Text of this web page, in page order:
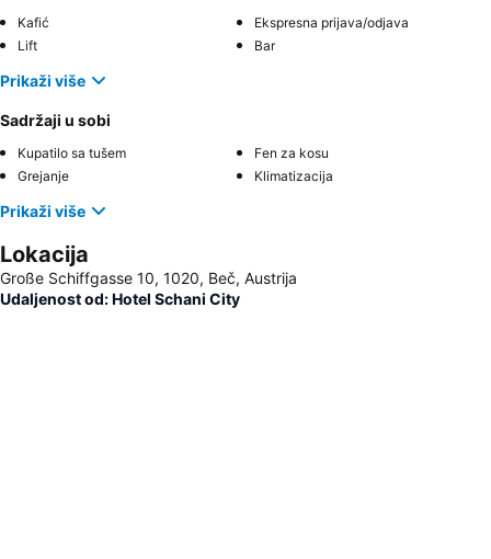
Kafić
Ekspresna prijava/odjava
Lift
Bar
Prikaži više
Sadržaji u sobi
Kupatilo sa tušem
Fen za kosu
Grejanje
Klimatizacija
Prikaži više
Lokacija
Große Schiffgasse 10, 1020, Beč, Austrija
Udaljenost od: Hotel Schani City